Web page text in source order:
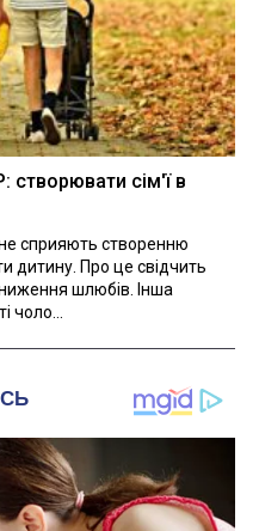
створювати сім'ї в
не сприяють створенню
дитину. Про це свідчить
шлюбів. Інша
чоло...